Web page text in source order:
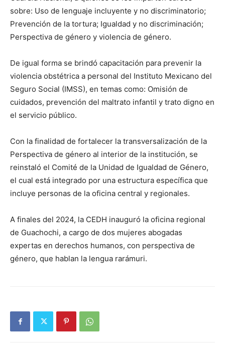
sobre: Uso de lenguaje incluyente y no discriminatorio;
Prevención de la tortura; Igualdad y no discriminación;
Perspectiva de género y violencia de género.
De igual forma se brindó capacitación para prevenir la
violencia obstétrica a personal del Instituto Mexicano del
Seguro Social (IMSS), en temas como: Omisión de
cuidados, prevención del maltrato infantil y trato digno en
el servicio público.
Con la finalidad de fortalecer la transversalización de la
Perspectiva de género al interior de la institución, se
reinstaló el Comité de la Unidad de Igualdad de Género,
el cual está integrado por una estructura específica que
incluye personas de la oficina central y regionales.
A finales del 2024, la CEDH inauguró la oficina regional
de Guachochi, a cargo de dos mujeres abogadas
expertas en derechos humanos, con perspectiva de
género, que hablan la lengua rarámuri.